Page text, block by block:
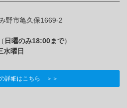
市亀久保1669-2
日曜のみ18:00まで）
水曜日
詳細はこちら ＞＞